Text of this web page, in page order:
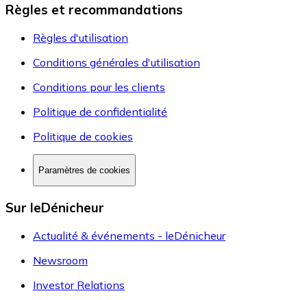
Règles et recommandations
Règles d'utilisation
Conditions générales d'utilisation
Conditions pour les clients
Politique de confidentialité
Politique de cookies
Paramètres de cookies
Sur leDénicheur
Actualité & événements - leDénicheur
Newsroom
Investor Relations